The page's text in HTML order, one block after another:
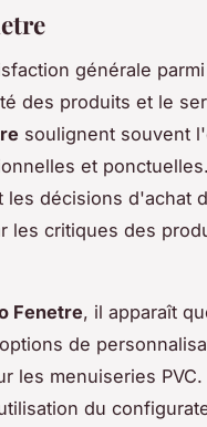
générale
des produits et le
soulignent souvent
et
décisions d'achat
les critiques des
Fenetre, il apparaît
de
les menuiseries PVC.
du